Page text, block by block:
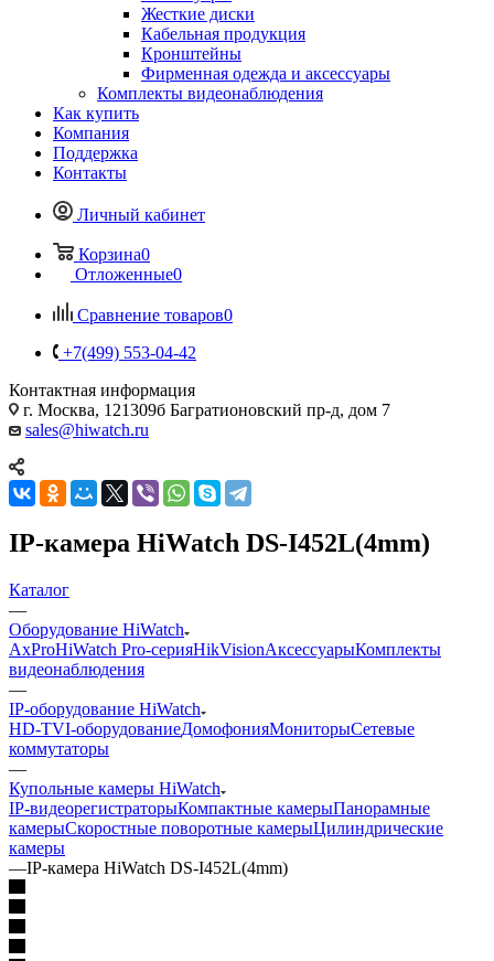
Жесткие диски
Кабельная продукция
Кронштейны
Фирменная одежда и аксессуары
Комплекты видеонаблюдения
Как купить
Компания
Поддержка
Контакты
Личный кабинет
Корзина0
Отложенные0
Сравнение товаров0
+7(499) 553-04-42
Контактная информация
г. Москва, 121309б Багратионовский пр-д, дом 7
sales@hiwatch.ru
IP-камера HiWatch DS-I452L(4mm)
Каталог
—
Оборудование HiWatch
AxProHiWatch Pro-серияHikVisionАксессуарыКомплекты
видеонаблюдения
—
IP-оборудование HiWatch
HD-TVI-оборудованиеДомофонияМониторыСетевые
коммутаторы
—
Купольные камеры HiWatch
IP-видеорегистраторыКомпактные камерыПанорамные
камерыСкоростные поворотные камерыЦилиндрические
камеры
—IP-камера HiWatch DS-I452L(4mm)